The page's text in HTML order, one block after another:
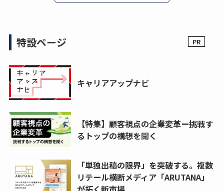
特設ページ
キャリアアップナビ
【特集】顧客視点の企業変革ー挑戦す
るトップの構想を聞く
「単独出稿の限界」を突破する。複数
リテール横断メディア「ARUTANA」